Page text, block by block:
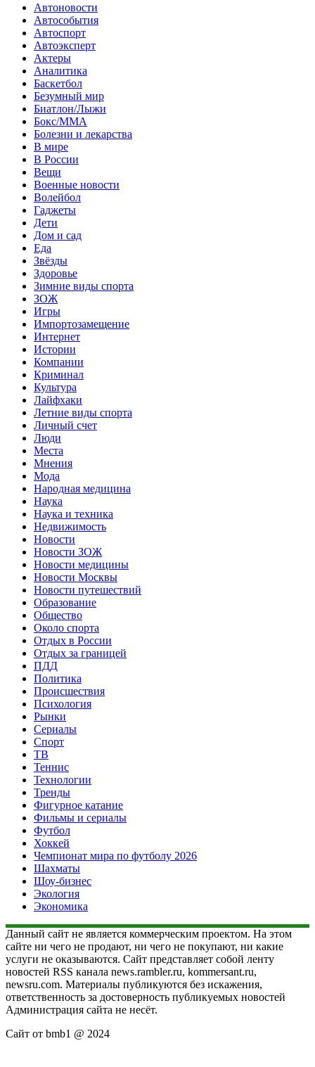
Автоновости
Автособытия
Автоспорт
Автоэксперт
Актеры
Аналитика
Баскетбол
Безумный мир
Биатлон/Лыжи
Бокс/MMA
Болезни и лекарства
В мире
В России
Вещи
Военные новости
Волейбол
Гаджеты
Дети
Дом и сад
Еда
Звёзды
Здоровье
Зимние виды спорта
ЗОЖ
Игры
Импортозамещение
Интернет
Истории
Компании
Криминал
Культура
Лайфхаки
Летние виды спорта
Личный счет
Люди
Места
Мнения
Мода
Народная медицина
Наука
Наука и техника
Недвижимость
Новости
Новости ЗОЖ
Новости медицины
Новости Москвы
Новости путешествий
Образование
Общество
Около спорта
Отдых в России
Отдых за границей
ПДД
Политика
Происшествия
Психология
Рынки
Сериалы
Спорт
ТВ
Теннис
Технологии
Тренды
Фигурное катание
Фильмы и сериалы
Футбол
Хоккей
Чемпионат мира по футболу 2026
Шахматы
Шоу-бизнес
Экология
Экономика
Данный сайт не является коммерческим проектом. На этом
сайте ни чего не продают, ни чего не покупают, ни какие
услуги не оказываются. Сайт представляет собой ленту
новостей RSS канала news.rambler.ru, kommersant.ru,
newsru.com. Материалы публикуются без искажения,
ответственность за достоверность публикуемых новостей
Администрация сайта не несёт.
Сайт от bmb1 @ 2024